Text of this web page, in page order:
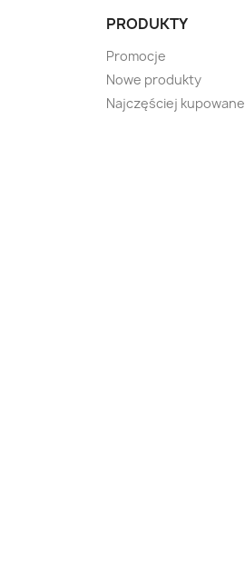
PRODUKTY
Promocje
Nowe produkty
Najczęściej kupowane